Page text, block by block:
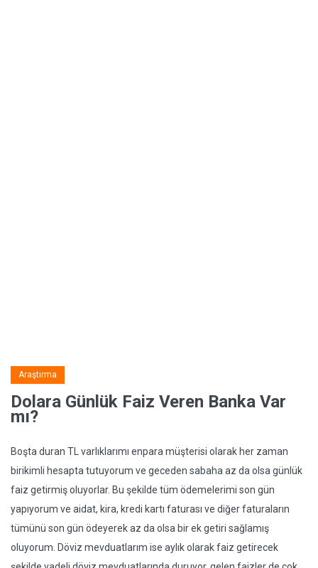
Araştırma
Dolara Günlük Faiz Veren Banka Var
mı?
Boşta duran TL varlıklarımı enpara müşterisi olarak her zaman
birikimli hesapta tutuyorum ve geceden sabaha az da olsa günlük
faiz getirmiş oluyorlar. Bu şekilde tüm ödemelerimi son gün
yapıyorum ve aidat, kira, kredi kartı faturası ve diğer faturaların
tümünü son gün ödeyerek az da olsa bir ek getiri sağlamış
oluyorum. Döviz mevduatlarım ise aylık olarak faiz getirecek